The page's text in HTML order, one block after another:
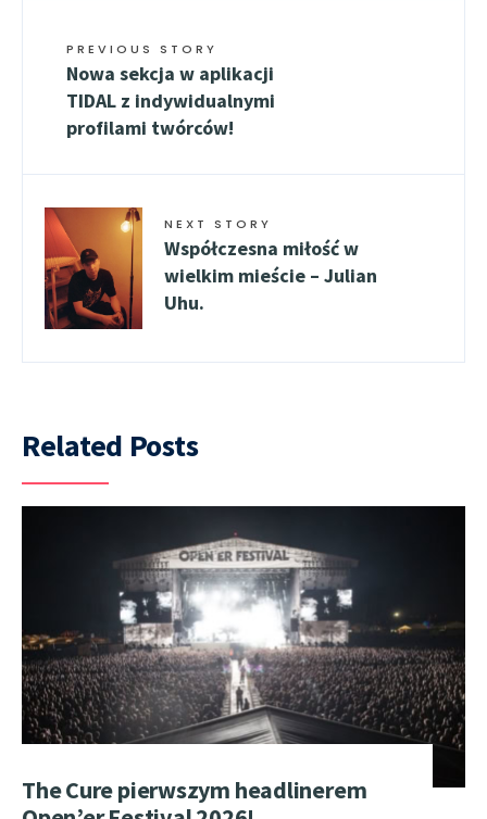
PREVIOUS STORY
Nowa sekcja w aplikacji
TIDAL z indywidualnymi
profilami twórców!
NEXT STORY
Współczesna miłość w
wielkim mieście – Julian
Uhu.
Related Posts
The Cure pierwszym headlinerem